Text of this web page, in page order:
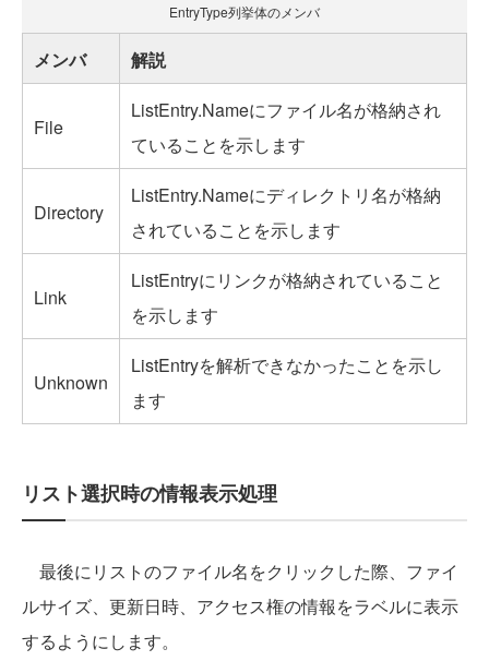
EntryType列挙体のメンバ
メンバ 解説
File
ListEntry.Nameにファイル名が格納され
ていることを示します
Directory
ListEntry.Nameにディレクトリ名が格納
されていることを示します
Link
ListEntryにリンクが格納されていること
を示します
Unknown
ListEntryを解析できなかったことを示し
ます
リスト選択時の情報表示処理
最後にリストのファイル名をクリックした際、ファイ
ルサイズ、更新日時、アクセス権の情報をラベルに表示
するようにします。